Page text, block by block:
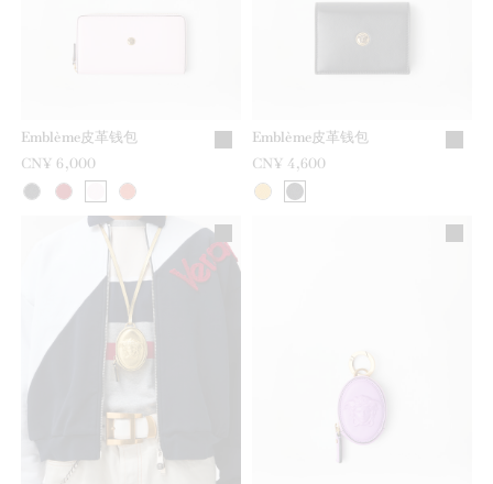
Emblème皮革钱包
CN¥ 6,000
Emblème皮革钱包
CN¥ 4,600